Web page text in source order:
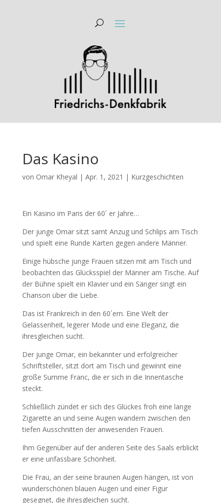
Das Kasino
von Omar Kheyal | Apr. 1, 2021 | Kurzgeschichten
Ein Kasino im Paris der 60´ er Jahre…
Der junge Omar sitzt samt Anzug und Schlips am Tisch
und spielt eine Runde Karten gegen andere Männer.
Einige hübsche junge Frauen sitzen mit am Tisch und
beobachten das Glücksspiel der Männer am Tische. Auf
der Bühne spielt ein Klavier und ein Sänger singt ein
Chanson über die Liebe.
Das ist Frankreich in den 60´ern. Eine Welt der
Gelassenheit, legerer Mode und eine Eleganz, die
ihresgleichen sucht.
Der junge Omar, ein bekannter und erfolgreicher
Schriftsteller, sitzt dort am Tisch und gewinnt eine
große Summe Franc, die er sich in die Innentasche
steckt.
Schließlich zündet er sich des Glückes froh eine lange
Zigarette an und seine Augen wandern zwischen den
tiefen Ausschnitten der anwesenden Frauen.
Ihm Gegenüber auf der anderen Seite des Saals erblickt
er eine unfassbare Schönheit.
Die Frau, an der seine braunen Augen hängen, ist von
wunderschönen blauen Augen und einer Figur
gesegnet, die ihresgleichen sucht.